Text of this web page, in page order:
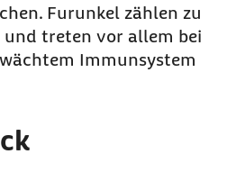
Furunkel zählen zu
treten vor allem bei
Immunsystem